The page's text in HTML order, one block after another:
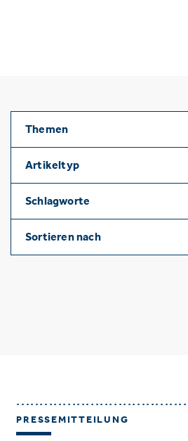
Themen
Artikeltyp
Schlagworte
Sortieren nach
PRESSEMITTEILUNG